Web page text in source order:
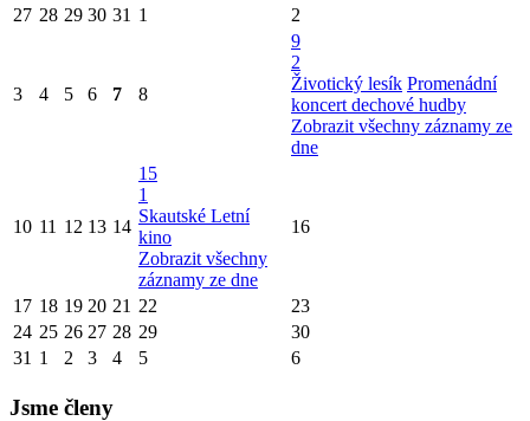
27 28 29 30 31 1 2
3 4 5 6 7 8
9
2
Životický lesík Promenádní
koncert dechové hudby
Zobrazit všechny záznamy ze
dne
10 11 12 13 14
15
1
Skautské Letní
kino
Zobrazit všechny
záznamy ze dne
16
17 18 19 20 21 22
23
24 25 26 27 28 29
30
31 1 2 3 4 5 6
Jsme členy